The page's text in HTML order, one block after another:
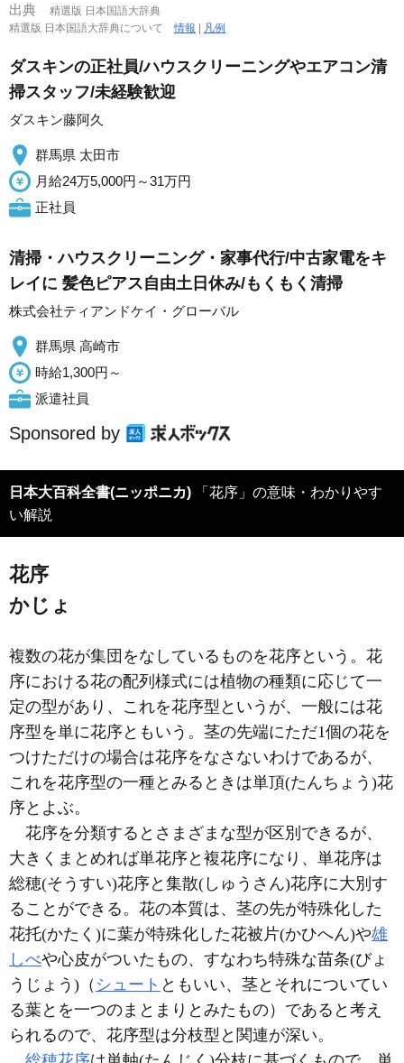
出典
精選版 日本国語大辞典
精選版 日本国語大辞典について情報 | 凡例
ダスキンの正社員/ハウスクリーニングやエアコン清
掃スタッフ/未経験歓迎
ダスキン藤阿久
群馬県 太田市
月給24万5,000円～31万円
正社員
清掃・ハウスクリーニング・家事代行/中古家電をキ
レイに 髪色ピアス自由土日休み/もくもく清掃
株式会社ティアンドケイ・グローバル
群馬県 高崎市
時給1,300円～
派遣社員
Sponsored by
日本大百科全書(ニッポニカ) 「花序」の意味・わかりやす
い解説
花序
かじょ
複数の花が集団をなしているものを花序という。花
序における花の配列様式には植物の種類に応じて一
定の型があり、これを花序型というが、一般には花
序型を単に花序ともいう。茎の先端にただ1個の花を
つけただけの場合は花序をなさないわけであるが、
これを花序型の一種とみるときは単頂(たんちょう)花
序とよぶ。
花序を分類するとさまざまな型が区別できるが、
大きくまとめれば単花序と複花序になり、単花序は
総穂(そうすい)花序と集散(しゅうさん)花序に大別す
ることができる。花の本質は、茎の先が特殊化した
花托(かたく)に葉が特殊化した花被片(かひへん)や雄
しべや心皮がついたもの、すなわち特殊な苗条(びょ
うじょう)（ シュート ともいい、茎とそれについてい
る葉とを一つのまとまりとみたもの）であると考え
られるので、花序型は分枝型と関連が深い。